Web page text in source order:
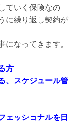
ていく保険なの
に繰り返し契約が
になってきます。
方
、スケジュール管
ッショナルを目